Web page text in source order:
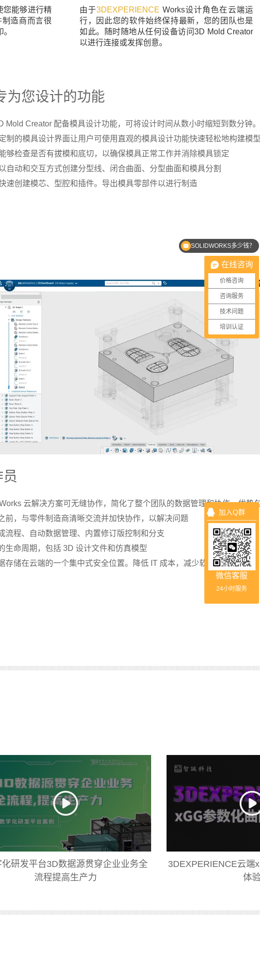
您能够进行精
造商而言很
由于3DEXPERIENCE Works设计角色在云端运
行，因此您的软件始终保持最新，您的团队也是
如此。随时随地从任何设备访问3D Mold Creator
以进行连接或发挥创意。
为您设计的功能
Mold Creator 配备模具设计功能，可将设计时间从数小时缩短到数分钟
制的模具设计界面让用户可使用直观的模具设计功能快速轻松地构建模
够检查是否有拔模和底切，以确保模具正常工作并消除模具锁定
自动和交互方式创建分型线、闭合曲面、分型曲面和模具分割
速创建模芯、型腔和插件。导出模具零部件以进行制造
云解决方案可无缝协作，简化了整个团队的数据管理和协作。优势
前，与零件制造商清晰交流并加快协作，以解决问题
流程、自动数据管理、内置修订版控制和分支
生命周期，包括 3D 设计文件和仿真模型
存储在云端的一个集中式安全位置。降低 IT 成本，减少软件维护
化研发平台3D数据源贯穿企业业务全
流程提高生产力
3DEXPERIENCE云端
体
加入Q群
微信客服
24小时服务
在线咨询
价格咨询
咨询服务
技术问题
培训认证
SOLIDWORKS优惠价格